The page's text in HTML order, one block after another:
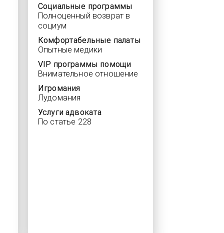
Социальные программы
Полноценный возврат в
социум
Комфортабельные палаты
Опытные медики
VIP программы помощи
Внимательное отношение
Игромания
Лудомания
Услуги адвоката
По статье 228